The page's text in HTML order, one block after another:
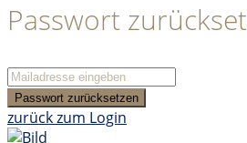
Passwort
Passwort zurücksetzen
zurück zum Login